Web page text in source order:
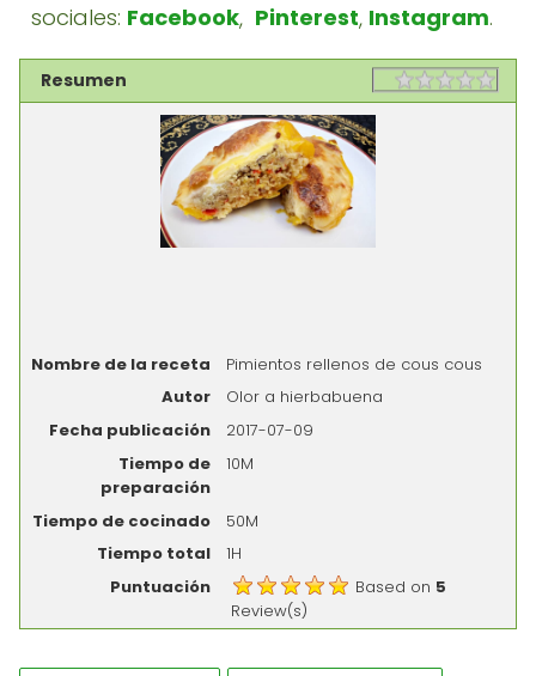
sociales: Facebook, Pinterest, Instagram.
Resumen Rating
Nombre de la receta
Pimientos rellenos de cous cous
Autor
Olor a hierbabuena
Fecha publicación
2017-07-09
Tiempo de
preparación
10M
Tiempo de cocinado
50M
Tiempo total
1H
Puntuación
Based on 5
Review(s)